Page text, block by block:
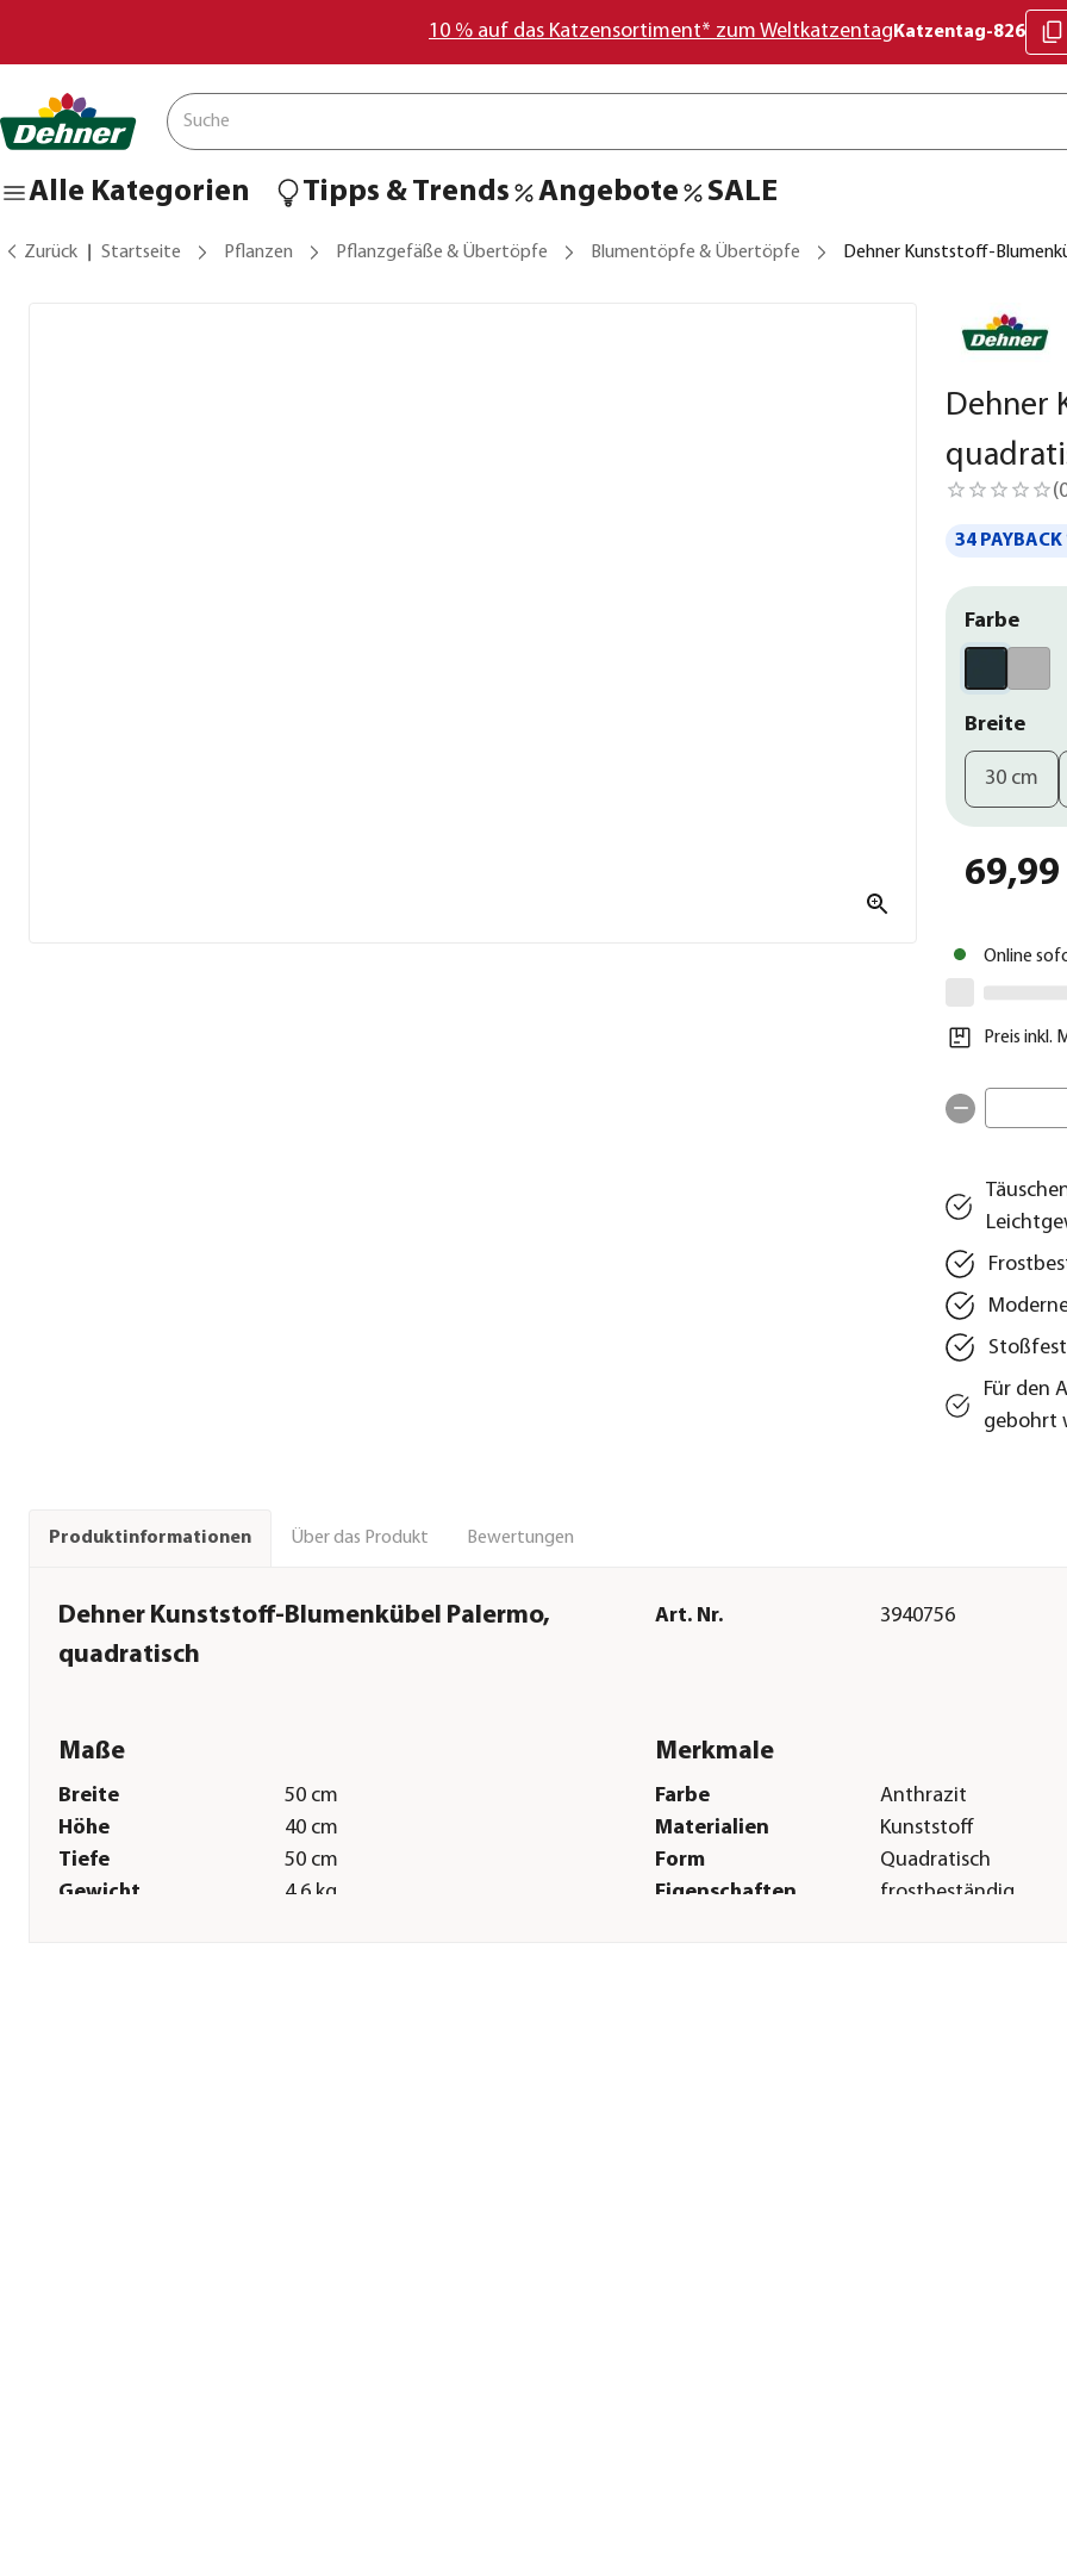
10 % auf das Katzensortiment* zum Weltkatzentag Katzentag-826
Alle Kategorien Tipps & Trends Angebote SALE
Zurück Startseite Pflanzen Pflanzgefäße & Übertöpfe Blumentöpfe & Übertöpfe Dehner Kunststoff-
Dehner
(
34
Farbe
Breite
30 cm
69,99
Online
Preis inkl.
Für den
gebohrt
Produktinformationen Über das Produkt Bewertungen
Dehner Kunststoff-Blumenkübel Palermo,
quadratisch
Art. Nr. 3940756
Maße
Breite
50 cm
Höhe
40 cm
Tiefe
50 cm
Gewicht
4,6 kg
Merkmale
Farbe
Anthrazit
Materialien
Kunststoff
Form
Quadratisch
Eigenschaften
frostbeständig